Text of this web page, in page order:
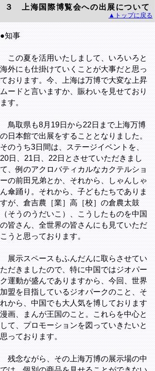
３ 上海国際博覧会への出展について
▲トップに戻る
●知事
この夏を活用いたしまして、いろいろと
海外にも仕掛けていくことが大事だと思っ
ております。今、上海は万博で大変な上昇
ムードと言いますか、賑わいを見せており
ます。
鳥取県も8月19日から22日まで上海万博
の日本館で出展をすることとなりました。
そのうち3日間は、ステージイベントを、
20日、21日、22日とさせていただきまし
て、例のアクロバティカルなカクテルショ
ーの前田兄弟とか、それから、しゃんしゃ
ん傘踊り。それから、子どもたちでありま
すが、倉吉農［業］高［校］の倉農太鼓
（そうのうだいこ）、こうしたものを中国
の皆さん、全世界の皆さんにも見ていただ
こうと思っております。
展示スペースもふんだんに取らさせてい
ただきましたので、特に中国ではジオパー
ク運動が盛んでありますから、今回、世界
加盟を目指しているジオパークのこと、そ
れから、中国でも大人気を博しております
漫画、まんが王国のこと。これらを中心と
して、プロモーションを図っていきたいと
思っております。
残念ながら、その上海万博の展示場の中